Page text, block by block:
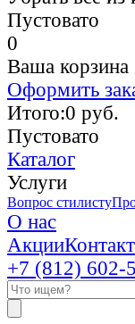
Пустовато
0
Ваша корзина
Оформить
Итого:0 руб.
Пустовато
Каталог
Услуги
Вопрос стилисту
О нас
Акции
+7 (812) 602-